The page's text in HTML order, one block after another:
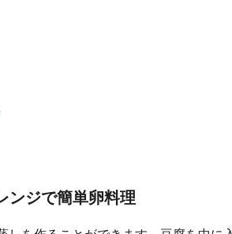
ンジで簡単卵料理